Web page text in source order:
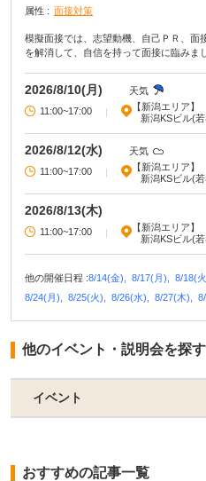
属性 : 面接対策
模擬面接では、志望動機、自己ＰＲ、面
を解消して、自信を持って面接に臨みま
2026/8/10(月)
天気
11:00~17:00
【新潟エリア】
新潟KSビル(
2026/8/12(水)
天気
11:00~17:00
【新潟エリア】
新潟KSビル(
2026/8/13(木)
11:00~17:00
【新潟エリア】
新潟KSビル(
他の開催日程 :8/14(金), 8/17(月), 8/18(
8/24(月),
8/25(火), 8/26(水), 8/27(木),
他のイベント・説明会を探す
イベント
おすすめの記事一覧